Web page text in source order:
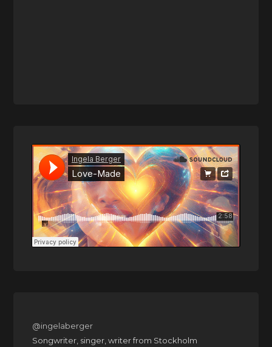
@ingelaberger
Songwriter, singer, writer from Stockholm